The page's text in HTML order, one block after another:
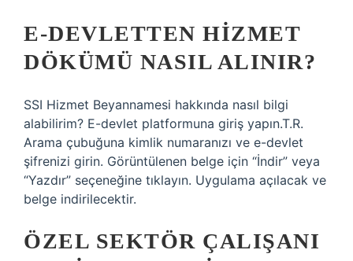
E-DEVLETTEN HIZMET
DÖKÜMÜ NASIL ALINIR?
SSI Hizmet Beyannamesi hakkında nasıl bilgi
alabilirim? E-devlet platformuna giriş yapın.T.R.
Arama çubuğuna kimlik numaranızı ve e-devlet
şifrenizi girin. Görüntülenen belge için “İndir” veya
“Yazdır” seçeneğine tıklayın. Uygulama açılacak ve
belge indirilecektir.
ÖZEL SEKTÖR ÇALIŞANI